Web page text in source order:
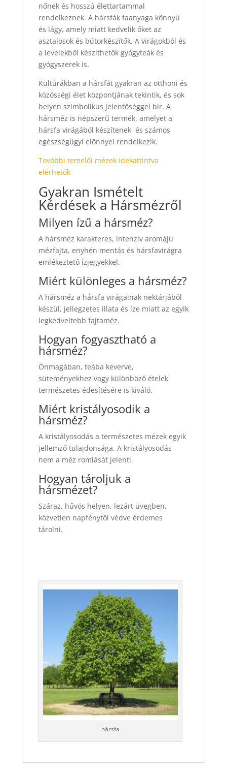
nőnek és hosszú élettartammal
rendelkeznek. A hársfák faanyaga könnyű
és lágy, amely miatt kedvelik őket az
asztalosok és bútorkészítők. A virágokból és
a levelekből készíthetők gyógyteák és
gyógyszerek is.
Kultúrákban a hársfát gyakran az otthoni és
közösségi élet központjának tekintik, és sok
helyen szimbolikus jelentőséggel bír. A
hársméz is népszerű termék, amelyet a
hársfa virágából készítenek, és számos
egészségügyi előnnyel rendelkezik.
További temelői mézek idekattintva
elérhetők
Gyakran Ismételt
Kérdések a Hársmézről
Milyen ízű a hársméz?
A hársméz karakteres, intenzív aromájú
mézfajta, enyhén mentás és hársfavirágra
emlékeztető ízjegyekkel.
Miért különleges a hársméz?
A hársméz a hársfa virágainak nektárjából
készül, jellegzetes illata és íze miatt az egyik
legkedveltebb fajtaméz.
Hogyan fogyasztható a
hársméz?
Önmagában, teába keverve,
süteményekhez vagy különböző ételek
természetes édesítésére is kiváló.
Miért kristályosodik a
hársméz?
A kristályosodás a természetes mézek egyik
jellemző tulajdonsága. A kristályosodás
nem a méz romlását jelenti.
Hogyan tároljuk a
hársmézet?
Száraz, hűvös helyen, lezárt üvegben,
közvetlen napfénytől védve érdemes
tárolni.
hársfa